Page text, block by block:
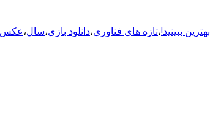
بهترین ببینید!،تازه های فناوری،دانلود بازی،سال،عکس